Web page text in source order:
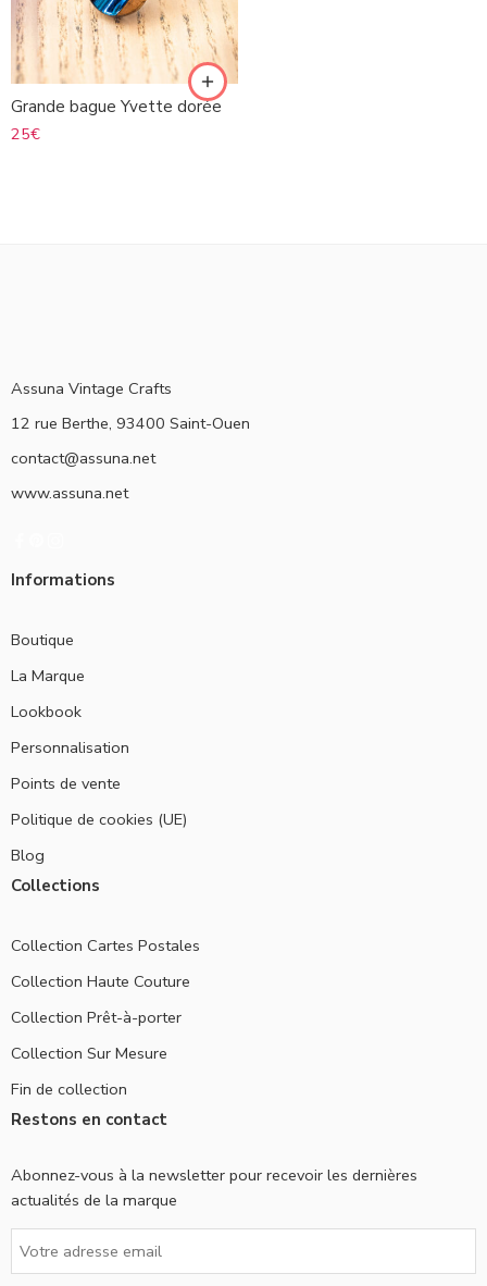
Grande bague Yvette dorée
25€
Assuna Vintage Crafts
12 rue Berthe, 93400 Saint-Ouen
contact@assuna.net
www.assuna.net
Informations
Boutique
La Marque
Lookbook
Personnalisation
Points de vente
Politique de cookies (UE)
Blog
Collections
Collection Cartes Postales
Collection Haute Couture
Collection Prêt-à-porter
Collection Sur Mesure
Fin de collection
Restons en contact
Abonnez-vous à la newsletter pour recevoir les dernières
actualités de la marque